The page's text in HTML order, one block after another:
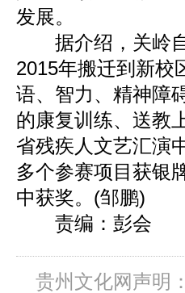
发展。
据介绍，关岭自
2015年搬迁到新校
语、智力、精神障
的康复训练、送教
省残疾人文艺汇演
多个参赛项目获银
中获奖。(邹鹏)
责编：彭会
贵州文化网声明